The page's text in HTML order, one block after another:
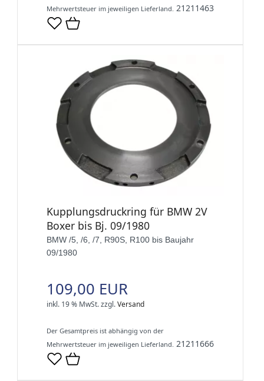
Mehrwertsteuer im jeweiligen Lieferland. 21211463
Kupplungsdruckring für BMW 2V
Boxer bis Bj. 09/1980
BMW /5, /6, /7, R90S, R100 bis Baujahr
09/1980
109,00 EUR
inkl. 19 % MwSt.zzgl.Versand
Der Gesamtpreis ist abhängig von der
Mehrwertsteuer im jeweiligen Lieferland. 21211666